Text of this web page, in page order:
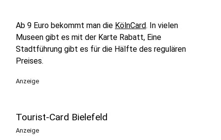
Ab 9 Euro bekommt man die KölnCard. In vielen
Museen gibt es mit der Karte Rabatt, Eine
Stadtführung gibt es für die Hälfte des regulären
Preises.
Anzeige
Tourist-Card Bielefeld
Anzeige